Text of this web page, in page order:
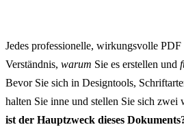
Jedes professionelle, wirkungsvolle
Verständnis, warum Sie es erstellen und
Bevor Sie sich in Designtools,
halten Sie inne und stellen Sie sich zwei
ist der Hauptzweck dieses